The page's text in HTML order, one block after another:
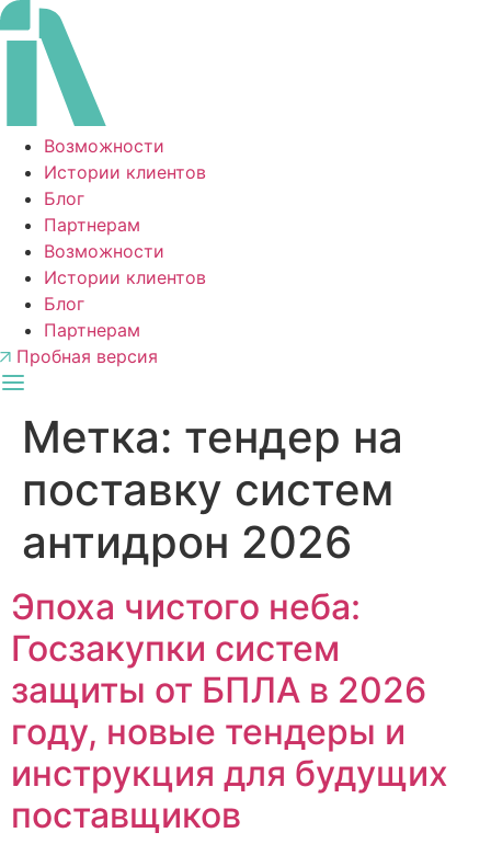
Перейти
к
содержимому
Возможности
Истории клиентов
Блог
Партнерам
Возможности
Истории клиентов
Блог
Партнерам
Пробная версия
Метка: тендер на
поставку систем
антидрон 2026
Эпоха чистого неба:
Госзакупки систем
защиты от БПЛА в 2026
году, новые тендеры и
инструкция для будущих
поставщиков